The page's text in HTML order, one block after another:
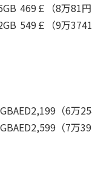
469￡（8万81
549￡（9万
AED2,199（6万
AED2,599（7万